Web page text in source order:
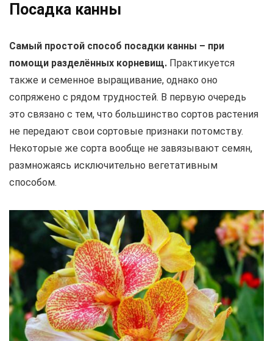
Посадка канны
Самый простой способ посадки канны – при
помощи разделённых корневищ. Практикуется
также и семенное выращивание, однако оно
сопряжено с рядом трудностей. В первую очередь
это связано с тем, что большинство сортов растения
не передают свои сортовые признаки потомству.
Некоторые же сорта вообще не завязывают семян,
размножаясь исключительно вегетативным
способом.